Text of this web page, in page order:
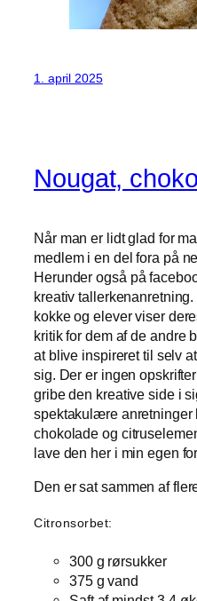
1. april 2025
Nougat,
Når man er lidt glad for
medlem i en del fora på
Herunder også på
kreativ
kokke og elever viser
kritik for dem af de andre
at blive inspireret til selv
sig. Der er ingen
gribe den kreative side i
spektakulære anretninger
chokolade og
lave den her i min egen
Den er sat sammen af
Citronsorbet:
300 g rørsukker
375 g vand